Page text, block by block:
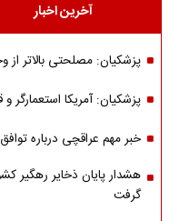
آخرین اخبار
پزشکیان: مصلحتی بالاتر
پزشکیان: آمریکا استعمارگر
خبر مهم عراقچی درباره
هشدار پایان ذخایر رهگیر
گرفت